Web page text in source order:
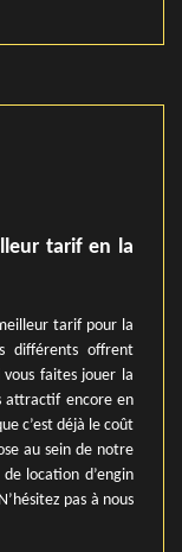
tarif en la
tarif pour la
différents offrent
vous faites jouer la
attractif encore en
c’est déjà le coût
au sein de notre
location d’engin
pas à nous